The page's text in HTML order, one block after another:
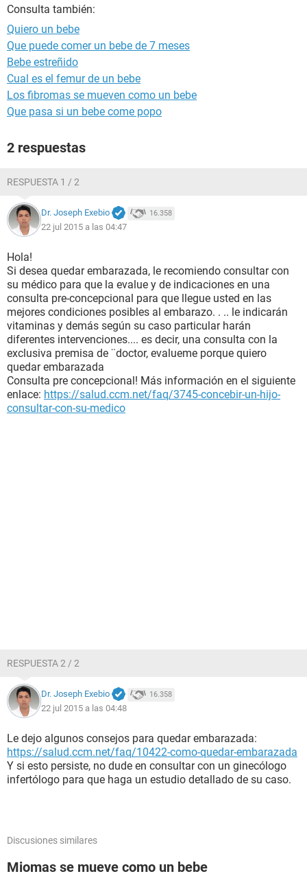
Consulta también:
Quiero un bebe
Que puede comer un bebe de 7 meses
Bebe estreñido
Cual es el femur de un bebe
Los fibromas se mueven como un bebe
Que pasa si un bebe come popo
2 respuestas
RESPUESTA 1 / 2
Dr. Joseph Exebio 16.358
22 jul 2015 a las 04:47
Hola!
Si desea quedar embarazada, le recomiendo consultar con
su médico para que la evalue y de indicaciones en una
consulta pre-concepcional para que llegue usted en las
mejores condiciones posibles al embarazo. . .. le indicarán
vitaminas y demás según su caso particular harán
diferentes intervenciones.... es decir, una consulta con la
exclusiva premisa de ¨doctor, evalueme porque quiero
quedar embarazada
Consulta pre concepcional! Más información en el siguiente
enlace: https://salud.ccm.net/faq/3745-concebir-un-hijo-
consultar-con-su-medico
RESPUESTA 2 / 2
Dr. Joseph Exebio 16.358
22 jul 2015 a las 04:48
Le dejo algunos consejos para quedar embarazada:
https://salud.ccm.net/faq/10422-como-quedar-embarazada
Y si esto persiste, no dude en consultar con un ginecólogo
infertólogo para que haga un estudio detallado de su caso.
Discusiones similares
Miomas se mueve como un bebe